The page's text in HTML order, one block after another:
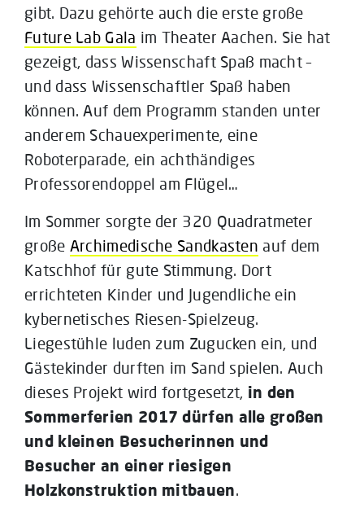
gibt. Dazu gehörte auch die erste große
Future Lab Gala im Theater Aachen. Sie hat
gezeigt, dass Wissenschaft Spaß macht –
und dass Wissenschaftler Spaß haben
können. Auf dem Programm standen unter
anderem Schauexperimente, eine
Roboterparade, ein achthändiges
Professorendoppel am Flügel…
Im Sommer sorgte der 320 Quadratmeter
große Archimedische Sandkasten auf dem
Katschhof für gute Stimmung. Dort
errichteten Kinder und Jugendliche ein
kybernetisches Riesen-Spielzeug.
Liegestühle luden zum Zugucken ein, und
Gästekinder durften im Sand spielen. Auch
dieses Projekt wird fortgesetzt, in den
Sommerferien 2017 dürfen alle großen
und kleinen Besucherinnen und
Besucher an einer riesigen
Holzkonstruktion mitbauen.